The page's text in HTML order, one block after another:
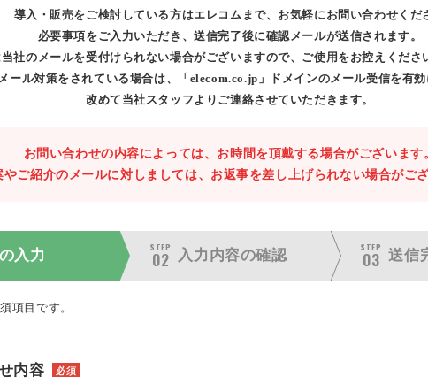
導入・販売をご検討している方はエレコムまで、お気軽にお問い合わせくだ
必要事項をご入力いただき、送信完了後に確認メールが送信されます。
社のメールを受付けられない場合がございますので、ご使用をお控えくださ
ール対策をされている場合は、「elecom.co.jp」ドメインのメール受信を有効
改めて当社スタッフよりご連絡させていただきます。
お問い合わせの内容によっては、お時間を頂戴する場合がございます
やご紹介のメールに対しましては、お返事を差し上げられない場合がござ
入力
STEP
02 入力内容の確認
STEP
03 送信
項目です。
内容 必須